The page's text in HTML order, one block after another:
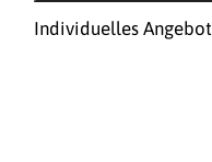
Individuelles Angebot